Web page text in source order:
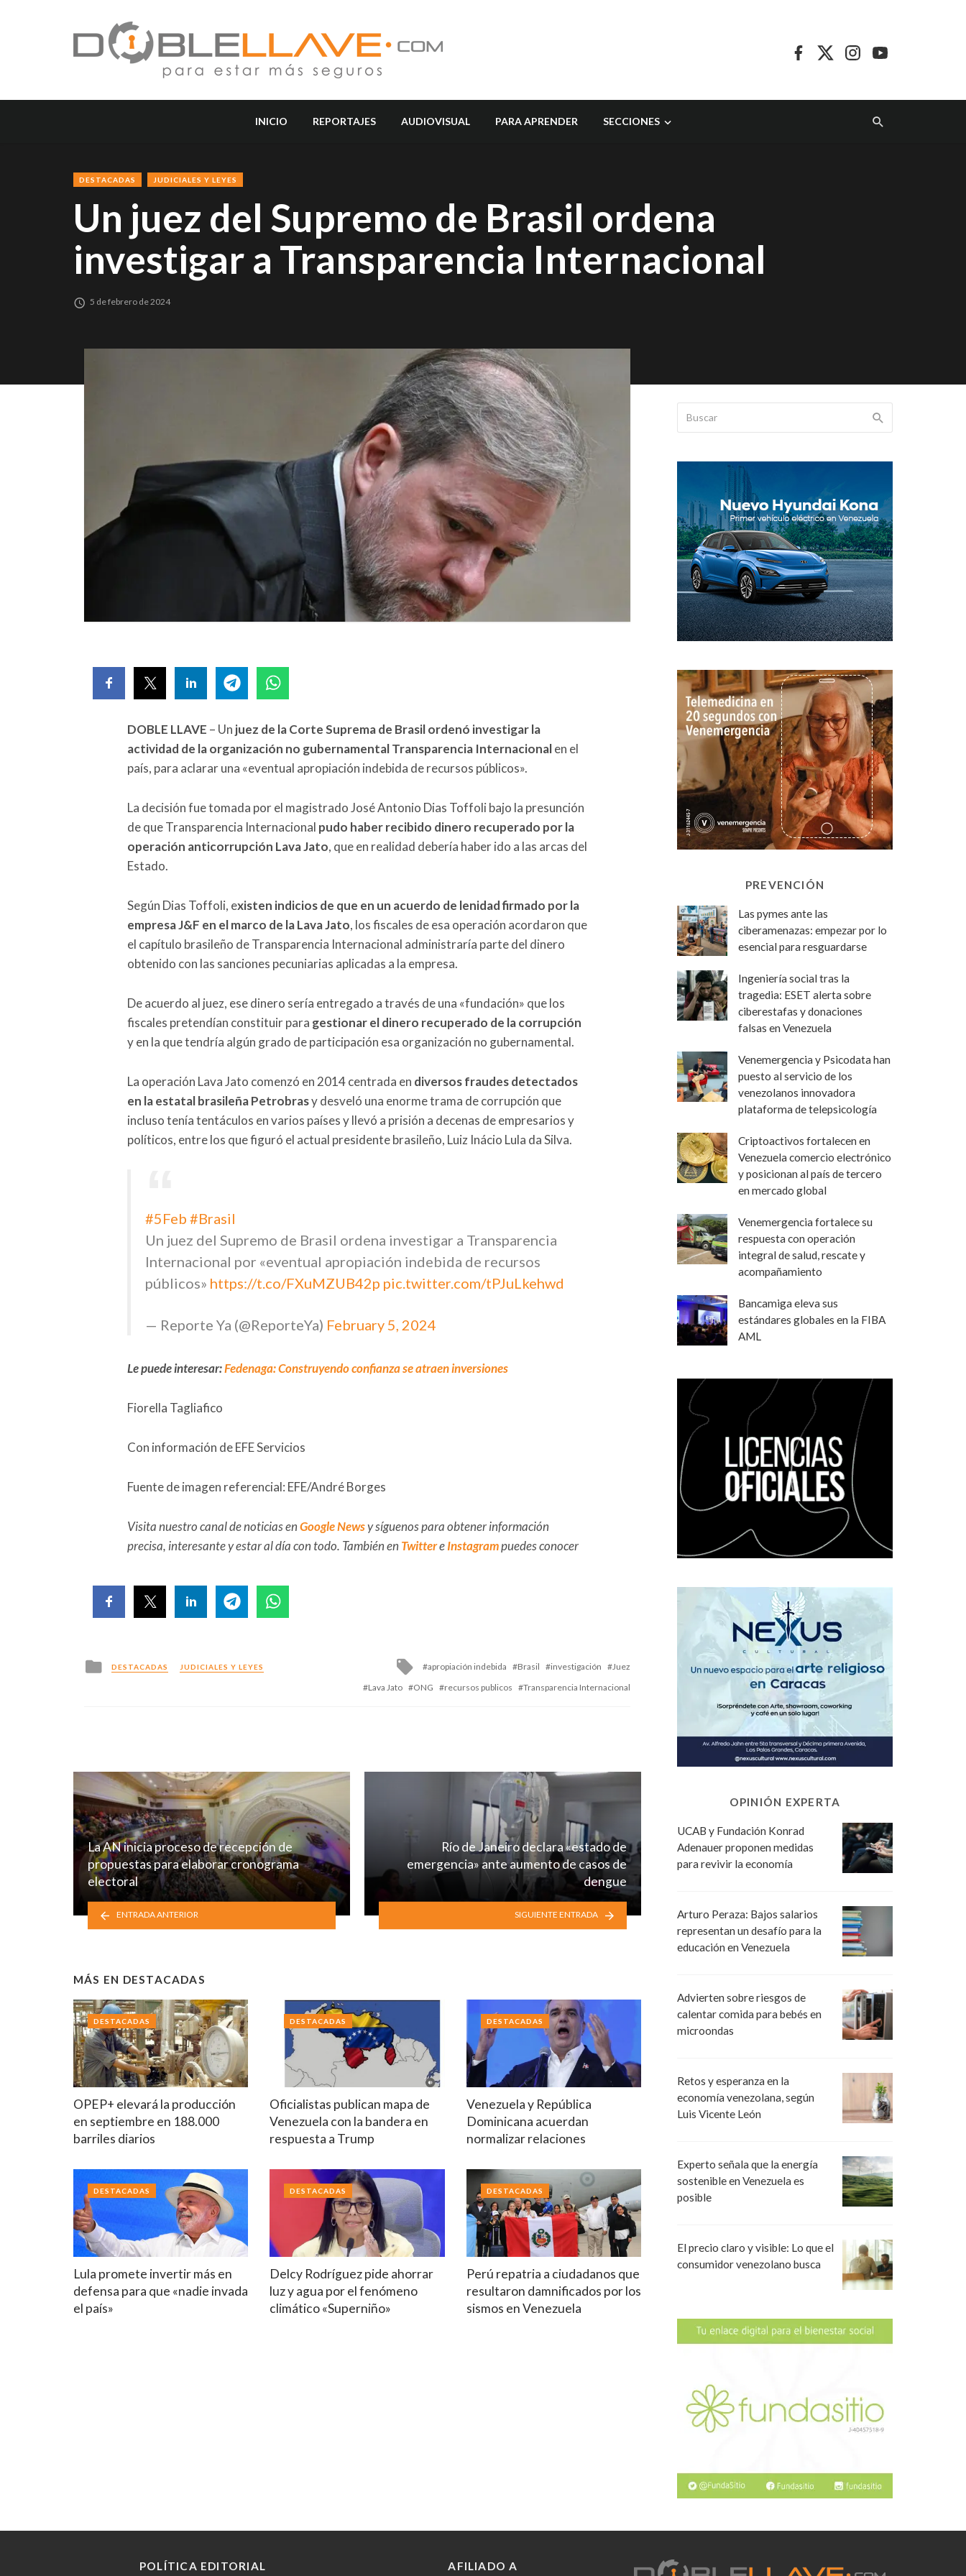
INICIO REPORTAJES AUDIOVISUAL PARA APRENDER SECCIONES
DESTACADAS JUDICIALES Y LEYES
Un juez del Supremo de Brasil ordena
investigar a Transparencia Internacional
5 de febrero de 2024
DOBLE LLAVE – Un juez de la Corte Suprema de Brasil ordenó investigar la
actividad de la organización no gubernamental Transparencia Internacionalen el
país, para aclarar una «eventual apropiación indebida de recursos públicos».
La decisión fue tomada por el magistrado José Antonio Dias Toffoli bajo la presunción
de que Transparencia Internacional pudo haber recibido dinero recuperado por la
operación anticorrupción Lava Jato, que en realidad debería haber ido a las arcas del
Estado.
Según Dias Toffoli, existen indicios de que en un acuerdo de lenidad firmado por la
empresa J&F en el marco de la Lava Jato, los fiscales de esa operación acordaron que
el capítulo brasileño de Transparencia Internacional administraría parte del dinero
obtenido con las sanciones pecuniarias aplicadas a la empresa.
De acuerdo al juez, ese dinero sería entregado a través de una «fundación» que los
fiscales pretendían constituir para gestionar el dinero recuperado de la corrupción
y en la que tendría algún grado de participación esa organización no gubernamental.
La operación Lava Jato comenzó en 2014 centrada en diversos fraudes detectados
en la estatal brasileña Petrobrasy desveló una enorme trama de corrupción que
incluso tenía tentáculos en varios países y llevó a prisión a decenas de empresarios y
políticos, entre los que figuró el actual presidente brasileño, Luiz Inácio Lula da Silva.
#5Feb #Brasil
Un juez del Supremo de Brasil ordena investigar a Transparencia
Internacional por «eventual apropiación indebida de recursos
públicos» https://t.co/FXuMZUB42p pic.twitter.com/tPJuLkehwd
— Reporte Ya (@ReporteYa) February 5, 2024
Le puede interesar:Fedenaga: Construyendo confianza se atraen inversiones
Fiorella Tagliafico
Con información de EFE Servicios
Fuente de imagen referencial: EFE/André Borges
Visita nuestro canal de noticias enGoogle Newsy síguenos para obtener información
precisa, interesante y estar al día con todo. También en TwittereInstagrampuedes conocer
Posted
in
DESTACADAS JUDICIALES Y LEYES
Tagged
with
apropiación indebida Brasil investigación
Juez
Lava Jato
ONG recursos publicos Transparencia Internacional
La AN inicia proceso de recepción de
propuestas para elaborar cronograma
electoral
ENTRADA ANTERIOR
Río de Janeiro declara «estado de
emergencia» ante aumento de casos de
dengue
SIGUIENTE ENTRADA
MÁS EN DESTACADAS
OPEP+ elevará la producción
en septiembre en 188.000
barriles diarios
DESTACADAS
Oficialistas publican mapa de
Venezuela con la bandera en
respuesta a Trump
DESTACADAS
Venezuela y República
Dominicana acuerdan
normalizar relaciones
DESTACADAS
Lula promete invertir más en
defensa para que «nadie invada
el país»
DESTACADAS
Delcy Rodríguez pide ahorrar
luz y agua por el fenómeno
climático «Superniño»
DESTACADAS
Perú repatria a ciudadanos que
resultaron damnificados por los
sismos en Venezuela
DESTACADAS
PREVENCIÓN
Las pymes ante las
ciberamenazas: empezar por lo
esencial para resguardarse
Ingeniería social tras la
tragedia: ESET alerta sobre
ciberestafas y donaciones
falsas en Venezuela
Venemergencia y Psicodata han
puesto al servicio de los
venezolanos innovadora
plataforma de telepsicología
Criptoactivos fortalecen en
Venezuela comercio electrónico
y posicionan al país de tercero
en mercado global
Venemergencia fortalece su
respuesta con operación
integral de salud, rescate y
acompañamiento
Bancamiga eleva sus
estándares globales en la FIBA
AML
OPINIÓN EXPERTA
UCAB y Fundación Konrad
Adenauer proponen medidas
para revivir la economía
Arturo Peraza: Bajos salarios
representan un desafío para la
educación en Venezuela
Advierten sobre riesgos de
calentar comida para bebés en
microondas
Retos y esperanza en la
economía venezolana, según
Luis Vicente León
Experto señala que la energía
sostenible en Venezuela es
posible
El precio claro y visible: Lo que el
consumidor venezolano busca
POLÍTICA EDITORIAL AFILIADO A